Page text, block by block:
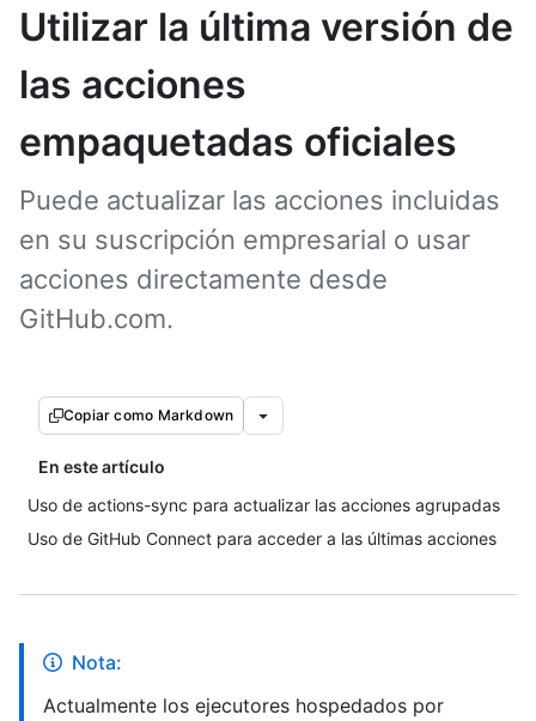
Utilizar la última versión de
las acciones
empaquetadas oficiales
Puede actualizar las acciones incluidas
en su suscripción empresarial o usar
acciones directamente desde
GitHub.com.
Copiar como Markdown
En este artículo
Uso de actions-sync para actualizar las acciones agrupadas
Uso de GitHub Connect para acceder a las últimas acciones
Nota:
Actualmente los ejecutores hospedados por